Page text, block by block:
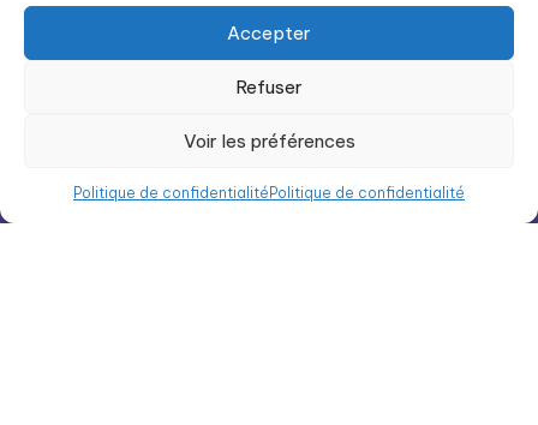
Accepter
Refuser
Voir les préférences
Politique de confidentialité Politique de confidentialité
Liste des résidences Groupe SOS Seniors
dg.seniors@groupe-sos.org